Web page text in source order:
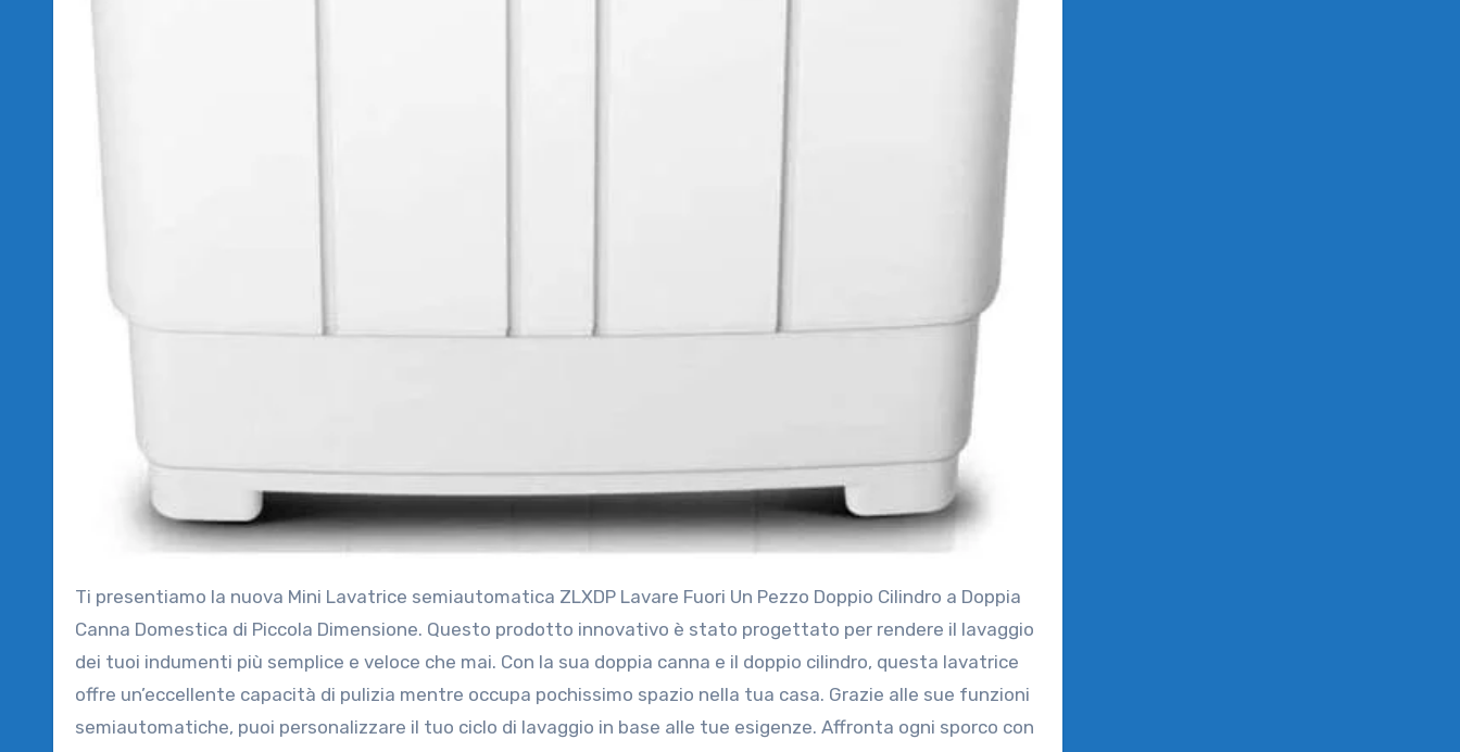
Ti presentiamo la nuova Mini Lavatrice semiautomatica ZLXDP Lavare Fuori Un Pezzo Doppio Cilindro a Doppia
Canna Domestica di Piccola Dimensione. Questo prodotto innovativo è stato progettato per rendere il lavaggio
dei tuoi indumenti più semplice e veloce che mai. Con la sua doppia canna e il doppio cilindro, questa lavatrice
offre un’eccellente capacità di pulizia mentre occupa pochissimo spazio nella tua casa. Grazie alle sue funzioni
semiautomatiche, puoi personalizzare il tuo ciclo di lavaggio in base alle tue esigenze. Affronta ogni sporco con